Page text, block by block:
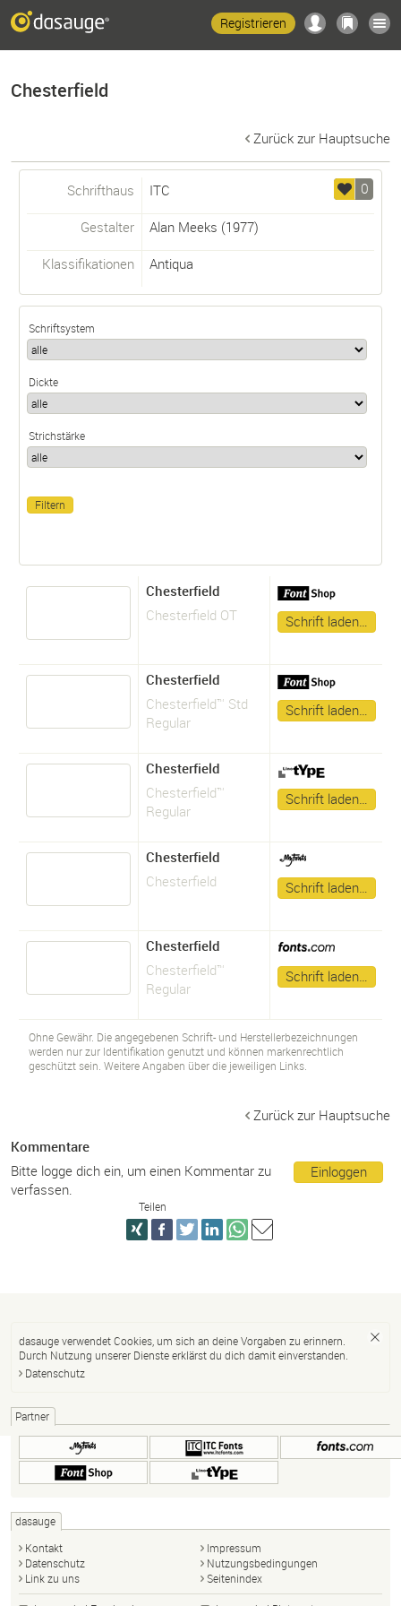
Registrieren
Chesterfield
Zurück zur Hauptsuche
0
Schrifthaus ITC
Gestalter Alan Meeks (1977)
Klassifikationen Antiqua
Schriftsystem
Dickte
Strichstärke
Chesterfield
Chesterfield OT
Schrift laden…
Chesterfield
Chesterfield™ Std
Regular
Schrift laden…
Chesterfield
Chesterfield™
Regular
Schrift laden…
Chesterfield
Chesterfield
Schrift laden…
Chesterfield
Chesterfield™
Regular
Schrift laden…
Ohne Gewähr. Die angegebenen Schrift- und Herstellerbezeichnungen
werden nur zur Identifikation genutzt und können markenrechtlich
geschützt sein. Weitere Angaben über die jeweiligen Links.
Zurück zur Hauptsuche
Kommentare
Einloggen
Bitte logge dich ein, um einen Kommentar zu
verfassen.
Teilen
dasauge verwendet Cookies, um sich an deine Vorgaben zu erinnern.
Durch Nutzung unserer Dienste erklärst du dich damit einverstanden.
Datenschutz
Partner
dasauge
Kontakt
Impressum
Datenschutz
Nutzungsbedingungen
Link zu uns
Seitenindex